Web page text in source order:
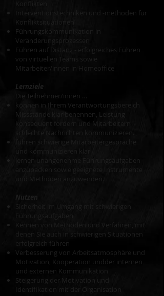
Interventionstechniken und -methoden für
Konfliktsituationen
Führungskommunikation in
Veränderungsprozessen
Führen auf Distanz - erfolgreiches Führen
von virtuellen Teams sowie
Mitarbeiter/innen in Homeoffice
Lernziele
Die Teilnehmer/innen …
können in Ihrem Verantwortungsbereich
Missstände klar benennen, Leistung
konsequent fordern und Mitarbeitern
schlechte Nachrichten kommunizieren.
führen schwierige Mitarbeitergespräche
und kommunizieren klar.
lernen unangenehme Führungs­aufgaben
anzupacken sowie geeignete Instrumente
Nutzen
Kennen von Methoden und Verfahren, mit
denen Sie auch in schwierigen Situationen
erfolgreich führen
Verbesserung von Arbeitsatmosphäre und
Motivation, Kooperation undder in­ternen
und ex­ternen Kom­mu­ni­ka­tion
Steigerung der Motivation und
Identifikation mit der Organisation